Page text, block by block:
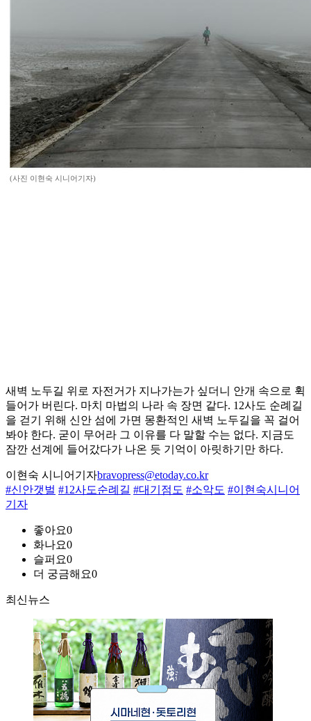
(사진 이현숙 시니어기자)
새벽 노두길 위로 자전거가 지나가는가 싶더니 안개 속으로 휙
들어가 버린다. 마치 마법의 나라 속 장면 같다. 12사도 순례길
을 걷기 위해 신안 섬에 가면 몽환적인 새벽 노두길을 꼭 걸어
봐야 한다. 굳이 무어라 그 이유를 다 말할 수는 없다. 지금도
잠깐 선계에 들어갔다가 나온 듯 기억이 아릿하기만 하다.
이현숙 시니어기자bravopress@etoday.co.kr
#신안갯벌 #12사도순례길 #대기점도 #소악도 #이현숙시니어
기자
좋아요0
화나요0
슬퍼요0
더 궁금해요0
최신뉴스